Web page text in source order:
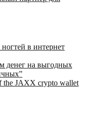
в интернет
денег на выгодных
the JAXX crypto wallet